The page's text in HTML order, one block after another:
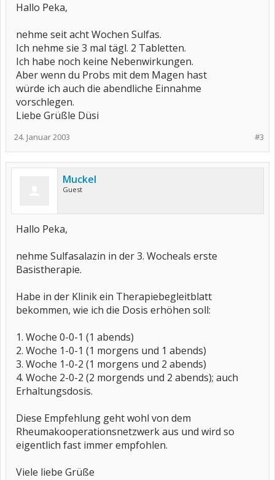
Hallo Peka,
nehme seit acht Wochen Sulfas.
Ich nehme sie 3 mal tägl. 2 Tabletten.
Ich habe noch keine Nebenwirkungen.
Aber wenn du Probs mit dem Magen hast
würde ich auch die abendliche Einnahme
vorschlegen.
Liebe Grüßle Düsi
#3
24. Januar 2003
Muckel
Guest
Hallo Peka,
nehme Sulfasalazin in der 3. Wocheals erste
Basistherapie.
Habe in der Klinik ein Therapiebegleitblatt
bekommen, wie ich die Dosis erhöhen soll:
1. Woche 0-0-1 (1 abends)
2. Woche 1-0-1 (1 morgens und 1 abends)
3. Woche 1-0-2 (1 morgens und 2 abends)
4. Woche 2-0-2 (2 morgends und 2 abends); auch
Erhaltungsdosis.
Diese Empfehlung geht wohl von dem
Rheumakooperationsnetzwerk aus und wird so
eigentlich fast immer empfohlen.
Viele liebe Grüße